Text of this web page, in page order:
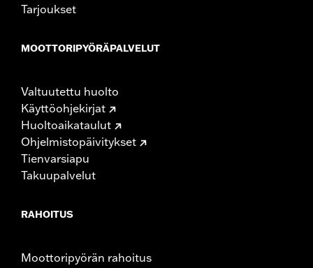
Tarjoukset
MOOTTORIPYÖRÄPALVELUT
Valtuutettu huolto
Käyttöohjekirjat
Huoltoaikataulut
Ohjelmistopäivitykset
Tienvarsiapu
Takuupalvelut
RAHOITUS
Moottoripyörän rahoitus